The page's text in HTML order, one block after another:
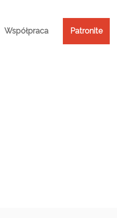
Współpraca Patronite